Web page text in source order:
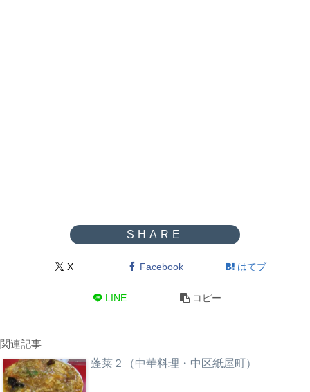
X Facebook はてブ
LINE コピー
関連記事
蓬莱２（中華料理・中区紙屋町）